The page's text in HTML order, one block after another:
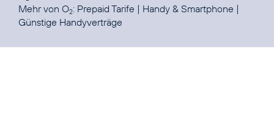
Mehr von O2: Prepaid Tarife | Handy & Smartphone |
Günstige Handyverträge